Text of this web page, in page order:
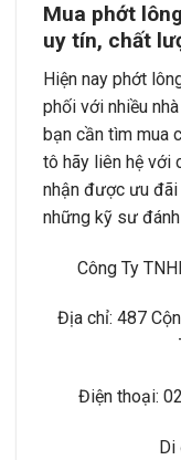
Mua phớt
uy tín, chất
Hiện nay phớt
phối với nhiều
bạn cần tìm mua
tô hãy liên hệ với
nhận được ưu
những kỹ sư
Công Ty
Địa chỉ: 487
Điện thoại:
Di